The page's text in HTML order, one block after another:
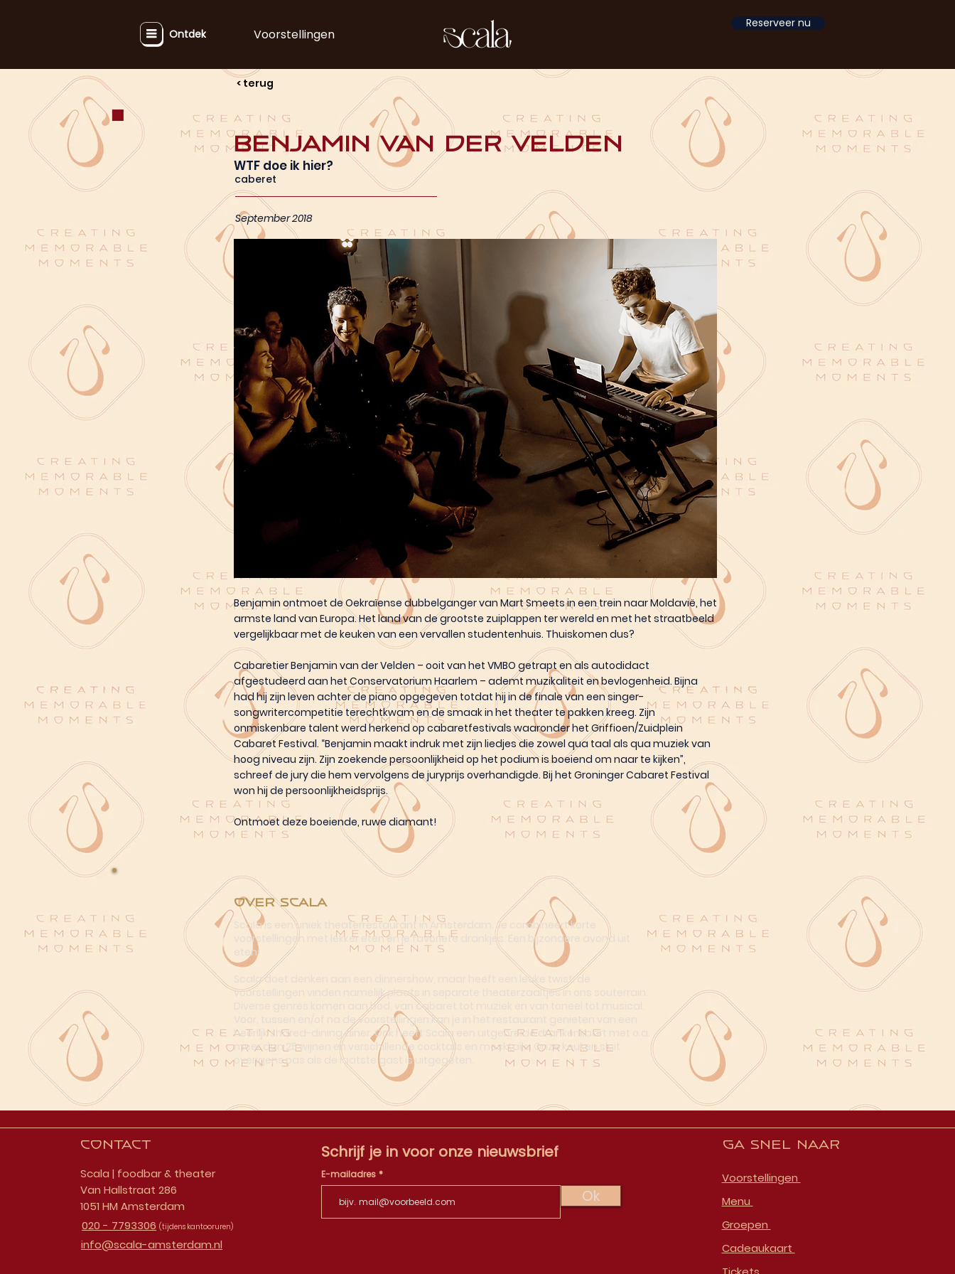
Ontdek Voorstellingen
Reserveer nu
< terug
caberet
Benjamin van der Velden
WTF doe ik hier?
September 2018
Benjamin ontmoet de Oekraïense dubbelganger van Mart Smeets in een trein naar Moldavië, het
armste land van Europa. Het land van de grootste zuiplappen ter wereld en met het straatbeeld
vergelijkbaar met de keuken van een vervallen studentenhuis. Thuiskomen dus?
Cabaretier Benjamin van der Velden – ooit van het VMBO getrapt en als autodidact
afgestudeerd aan het Conservatorium Haarlem – ademt muzikaliteit en bevlogenheid. Bijna
had hij zijn leven achter de piano opgegeven totdat hij in de finale van een singer-
songwritercompetitie terechtkwam en de smaak in het theater te pakken kreeg. Zijn
onmiskenbare talent werd herkend op cabaretfestivals waaronder het Griffioen/Zuidplein
Cabaret Festival. “Benjamin maakt indruk met zijn liedjes die zowel qua taal als qua muziek van
hoog niveau zijn. Zijn zoekende persoonlijkheid op het podium is boeiend om naar te kijken”,
schreef de jury die hem vervolgens de juryprijs overhandigde. Bij het Groninger Cabaret Festival
won hij de persoonlijkheidsprijs.
Ontmoet deze boeiende, ruwe diamant!
Over Scala
Scala is een uniek theaterrestaurant in Amsterdam. Je combineert korte
voorstellingen met lekker eten én je favoriete drankjes. Een bijzondere avond uit
eten!
Scala doet denken aan een dinnershow, maar heeft een leuke twist: de
voorstellingen vinden namelijk plaats in separate theaterzaaltjes in ons souterrain.
Diverse genres komen aan bod, van cabaret tot muziek en van toneel tot musical.
Voor, tussen en/of na de voorstellingen kan je in het restaurant genieten van een
heerlijk shared-dining diner. Ook heeft Scala een uitgebreide drankenkaart met o.a.
meer dan 25 wijnen en verschillende cocktails en mocktails. Onze keuken sluit
overigens pas als de laatste gast is uitgegeten.
Contact
Scala | foodbar & theater
Van Hallstraat 286
1051 HM Amsterdam
020 - 7793306 (tijdens kantooruren)
info@scala-amsterdam.nl
Schrijf je in voor onze nieuwsbrief
E-mailadres
Ok
Ga snel naar
Voorstellingen
Menu
Groepen
Cadeaukaart